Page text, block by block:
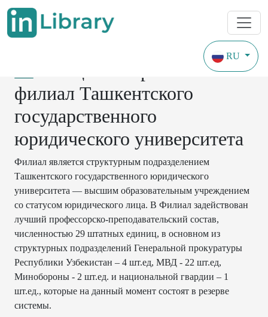
RU
Специализированный
филиал Ташкентского
государственного
юридического университета
Филиал является структурным подразделением
Ташкентского государственного юридического
университета — высшим образовательным учреждением
со статусом юридического лица. В Филиал задействован
лучший профессорско-преподавательский состав,
численностью 29 штатных единиц, в основном из
структурных подразделений Генеральной прокуратуры
Республики Узбекистан – 4 шт.ед, МВД - 22 шт.ед,
Минобороны - 2 шт.ед. и национальной гвардии – 1
шт.ед., которые на данный момент состоят в резерве
системы.